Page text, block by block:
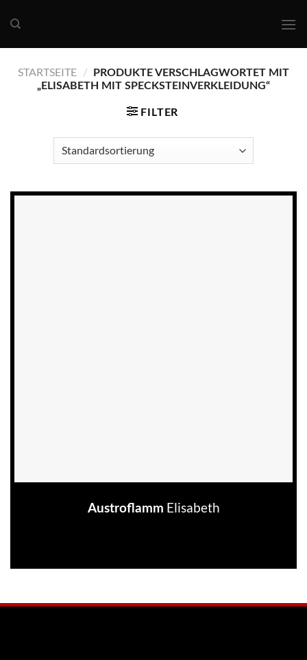
STARTSEITE /
PRODUKTE VERSCHLAGWORTET MIT
„ELISABETH MIT SPECKSTEINVERKLEIDUNG“
FILTER
Austroflamm Elisabeth